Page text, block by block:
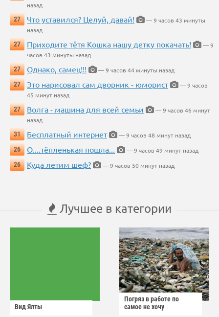
назад
27
Что уставился? Целуй, давай!
— 9 часов 43 минуты
назад
27
Приходите тётя Кошка нашу детку покачать!
— 9
часов 43 минуты назад
27
Однако, самец!!!
— 9 часов 44 минуты назад
27
Это нарисовал сам дворник - юморист
— 9 часов
45 минут назад
27
Волга - машина для всей семьи
— 9 часов 46 минут
назад
31
Бесплатный интернет
— 9 часов 48 минут назад
26
О....тёпленькая пошла...
— 9 часов 49 минут назад
26
Куда летим шеф? — 9 часов 50 минут назад
Лучшее в категории
Вид Ялты
Погряз в работе по
самое не хочу